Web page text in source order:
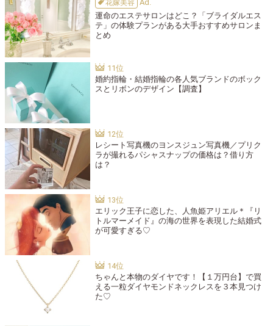
花嫁美容
運命のエステサロンはどこ？「ブライダルエス
テ」の体験プランがある大手おすすめサロンま
とめ
婚約指輪・結婚指輪の各人気ブランドのボック
スとリボンのデザイン【調査】
レシート写真機のヨンスジュン写真機／プリク
ラが撮れるパシャスナップの価格は？借り方
は？
エリック王子に恋した、人魚姫アリエル＊『リ
トルマーメイド』の海の世界を表現した結婚式
が可愛すぎる♡
ちゃんと本物のダイヤです！【１万円台】で買
える一粒ダイヤモンドネックレスを３本見つけ
た♡